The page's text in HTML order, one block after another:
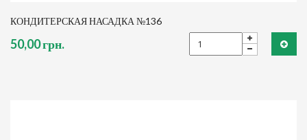
КОНДИТЕРСКАЯ НАСАДКА №136
50,00 грн.